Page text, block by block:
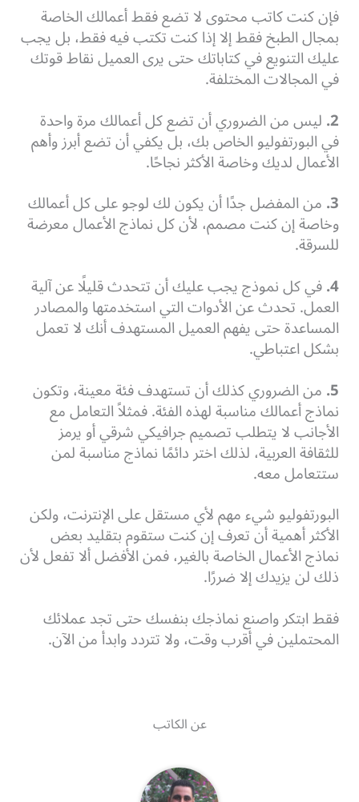
فإن كنت كاتب محتوى لا تضع فقط أعمالك الخاصة
بمجال الطبخ فقط إلا إذا كنت تكتب فيه فقط، بل يجب
عليك التنويع في كتاباتك حتى يرى العميل نقاط قوتك
في المجالات المختلفة.
2. ليس من الضروري أن تضع كل أعمالك مرة واحدة
في البورتفوليو الخاص بك، بل يكفي أن تضع أبرز وأهم
الأعمال لديك وخاصة الأكثر نجاحًا.
3. من المفضل جدًا أن يكون لك لوجو على كل أعمالك
وخاصة إن كنت مصمم، لأن كل نماذج الأعمال معرضة
للسرقة.
4. في كل نموذج يجب عليك أن تتحدث قليلًا عن آلية
العمل. تحدث عن الأدوات التي استخدمتها والمصادر
المساعدة حتى يفهم العميل المستهدف أنك لا تعمل
بشكل اعتباطي.
5. من الضروري كذلك أن تستهدف فئة معينة، وتكون
نماذج أعمالك مناسبة لهذه الفئة. فمثلاً التعامل مع
الأجانب لا يتطلب تصميم جرافيكي شرقي أو يرمز
للثقافة العربية، لذلك اختر دائمًا نماذج مناسبة لمن
ستتعامل معه.
البورتفوليو شيء مهم لأي مستقل على الإنترنت، ولكن
الأكثر أهمية أن تعرف إن كنت ستقوم بتقليد بعض
نماذج الأعمال الخاصة بالغير، فمن الأفضل ألا تفعل لأن
ذلك لن يزيدك إلا ضررًا.
فقط ابتكر واصنع نماذجك بنفسك حتى تجد عملائك
المحتملين في أقرب وقت، ولا تتردد وابدأ من الآن.
عن الكاتب